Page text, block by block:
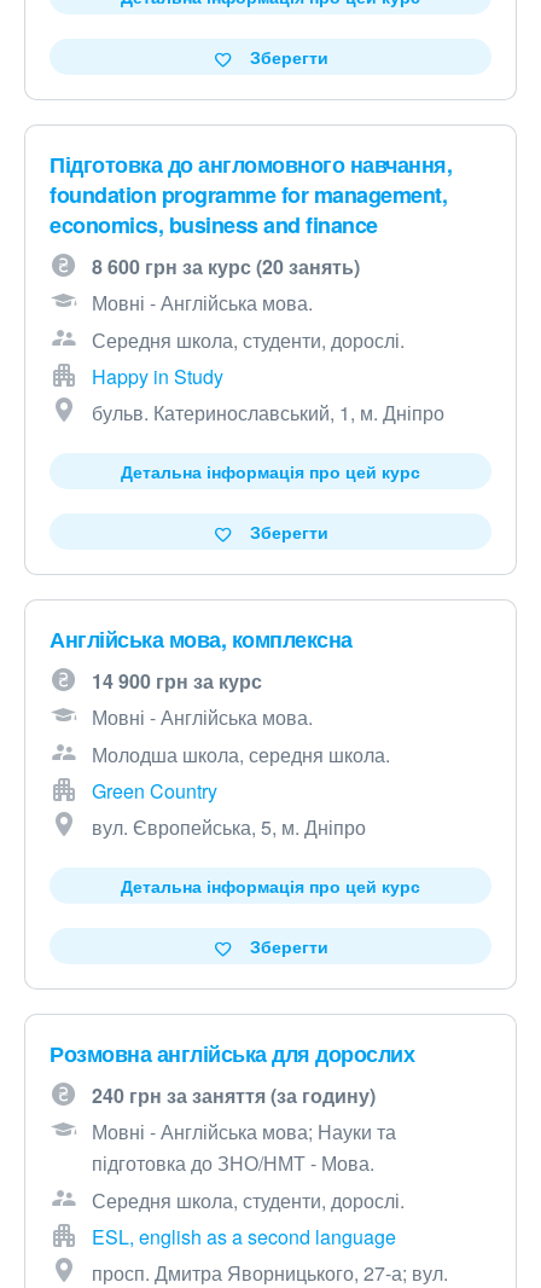
Зберегти
Підготовка до англомовного навчання,
foundation programme for management,
economics, business and finance
8 600 грн за курс (20 занять)
Мовні - Англійська мова.
Середня школа, студенти, дорослі.
Happy in Study
бульв. Катеринославський, 1, м. Дніпро
Детальна інформація про цей курс
Зберегти
Англійська мова, комплексна
14 900 грн за курс
Мовні - Англійська мова.
Молодша школа, середня школа.
Green Country
вул. Європейська, 5, м. Дніпро
Детальна інформація про цей курс
Зберегти
Розмовна англійська для дорослих
240 грн за заняття (за годину)
Мовні - Англійська мова; Науки та
підготовка до ЗНО/НМТ - Мова.
Середня школа, студенти, дорослі.
ESL, english as a second language
просп. Дмитра Яворницького, 27-а; вул.